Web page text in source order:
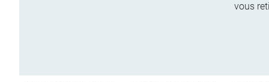
vous